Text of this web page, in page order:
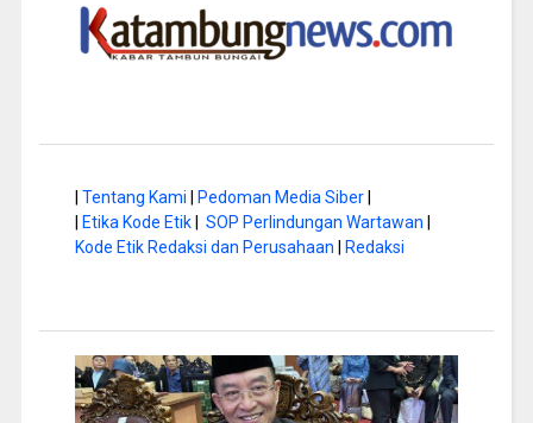
Tentang Kami Pedoman Media Siber|
Etika Kode Etik| SOP Perlindungan Wartawan
Kode Etik Redaksi dan Perusahaan
Redaksi